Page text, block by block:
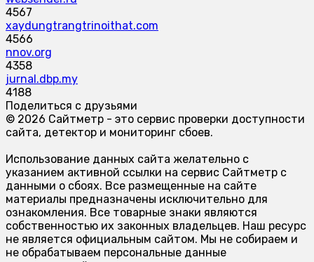
4567
xaydungtrangtrinoithat.com
4566
nnov.org
4358
jurnal.dbp.my
4188
Поделиться с друзьями
© 2026 Сайтметр - это сервис проверки доступности
сайта, детектор и мониторинг сбоев.
Использование данных сайта желательно с
указанием активной ссылки на сервис Сайтметр с
данными о сбоях. Все размещенные на сайте
материалы предназначены исключительно для
ознакомления. Все товарные знаки являются
собственностью их законных владельцев. Наш ресурс
не является официальным сайтом. Мы не собираем и
не обрабатываем персональные данные